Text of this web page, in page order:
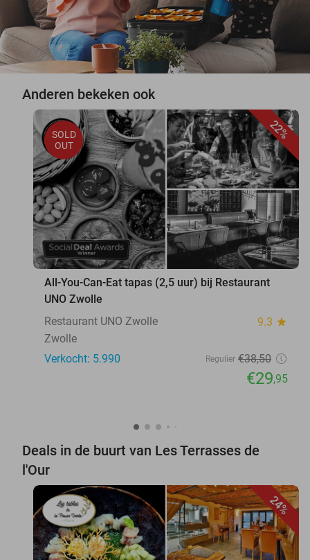
Anderen bekeken ook
22%
SOLD
OUT
All-You-Can-Eat tapas (2,5 uur) bij Restaurant
UNO Zwolle
Restaurant UNO Zwolle
9.3 star
Zwolle
Verkocht: 5.990
Regulier €38,50
€29,95
Deals in de buurt van Les Terrasses de
l'Our
24%